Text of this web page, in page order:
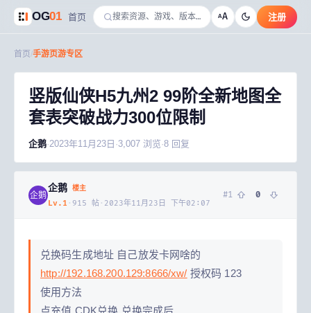
OG01 首页 AA 注册
首页 手游页游专区
竖版仙侠H5九州2 99阶全新地图全
套表突破战力300位限制
企鹅·2023年11月23日 ·3,007 浏览·8 回复
企鹅
企鹅 楼主
Lv. 1 · 915 帖 · 2023年11月23日 下午02:07
#1 0
兑换码生成地址 自己放发卡网啥的
http://192.168.200.129:8666/xw/ 授权码 123
使用方法
点充值 CDK兑换 兑换完成后